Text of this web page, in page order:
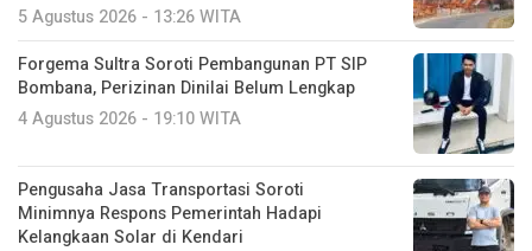
5 Agustus 2026 - 13:26 WITA
Forgema Sultra Soroti Pembangunan PT SIP
Bombana, Perizinan Dinilai Belum Lengkap
4 Agustus 2026 - 19:10 WITA
Pengusaha Jasa Transportasi Soroti
Minimnya Respons Pemerintah Hadapi
Kelangkaan Solar di Kendari